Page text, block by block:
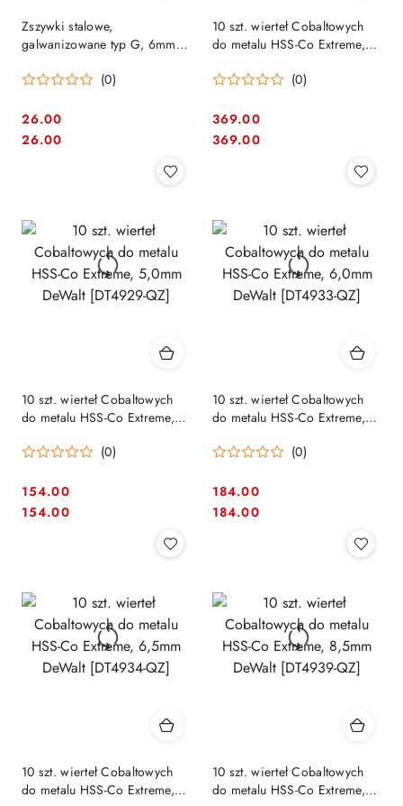
Zszywki stalowe,
galwanizowane typ G, 6mm,
szt.
(0)
Cena:
26.00
Cena:
26.00
10 szt. wierteł Cobaltowych
do metalu HSS-Co Extreme,
(0)
Cena:
369.00
Cena:
369.00
10 szt. wierteł Cobaltowych
do metalu HSS-Co Extreme,
(0)
Cena:
154.00
Cena:
154.00
10 szt. wierteł Cobaltowych
do metalu HSS-Co Extreme,
(0)
Cena:
184.00
Cena:
184.00
10 szt. wierteł Cobaltowych
do metalu HSS-Co Extreme,
10 szt. wierteł Cobaltowych
do metalu HSS-Co Extreme,